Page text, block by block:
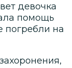
девочка
помощь
погребли на